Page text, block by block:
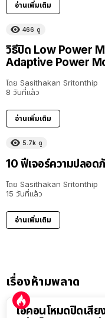
อ่านเพิ่มเติม
466 ดู
วิธีปิด Low Power
Adaptive Power
โดย Sasithakan Sritonthip
8 วันที่แล้ว
อ่านเพิ่มเติม
5.7k ดู
10 ฟีเจอร์ความปลอด
โดย Sasithakan Sritonthip
15 วันที่แล้ว
อ่านเพิ่มเติม
เรื่องห้ามพลาด
ไอคอนโหมดปิดเสีย